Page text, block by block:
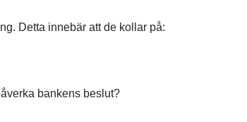
Detta innebär att de kollar på:
bankens beslut?